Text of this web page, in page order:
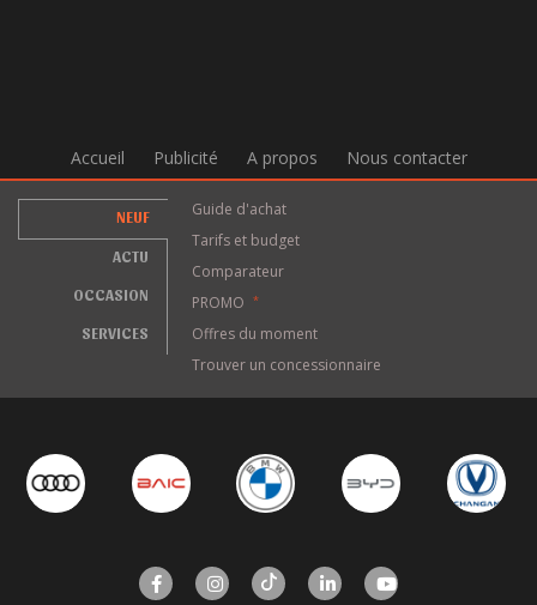
Accueil Publicité A propos Nous contacter
NEUF
ACTU
OCCASION
SERVICES
Guide d'achat
Tarifs et budget
Comparateur
PROMO
*
Offres du moment
Trouver un concessionnaire